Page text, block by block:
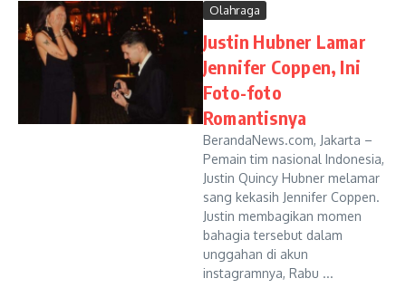
Olahraga
Justin Hubner Lamar
Jennifer Coppen, Ini
Foto-foto
Romantisnya
BerandaNews.com, Jakarta –
Pemain tim nasional Indonesia,
Justin Quincy Hubner melamar
sang kekasih Jennifer Coppen.
Justin membagikan momen
bahagia tersebut dalam
unggahan di akun
instagramnya, Rabu ...